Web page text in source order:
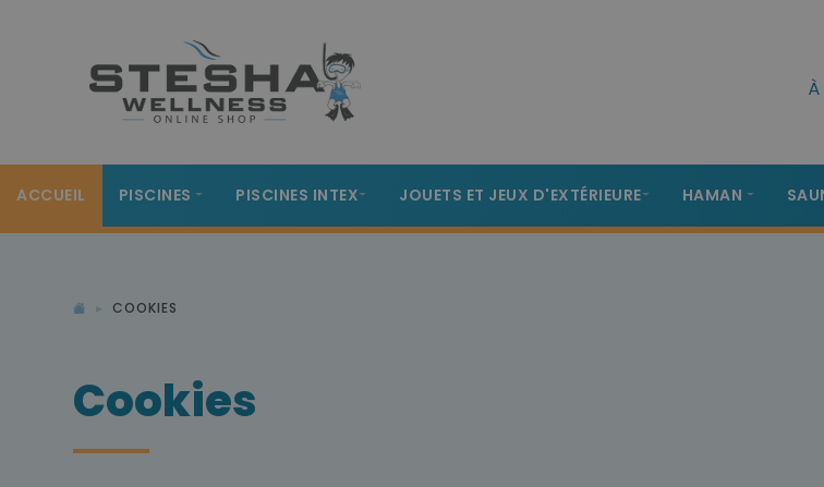
ACCUEIL PISCINES PISCINES INTEX JOUETS ET JEUX D'EXTÉRIEURE HAMAN
COOKIES
Cookies